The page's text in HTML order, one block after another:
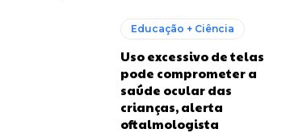
Educação + Ciência
Uso excessivo de telas
pode comprometer a
saúde ocular das
crianças, alerta
oftalmologista